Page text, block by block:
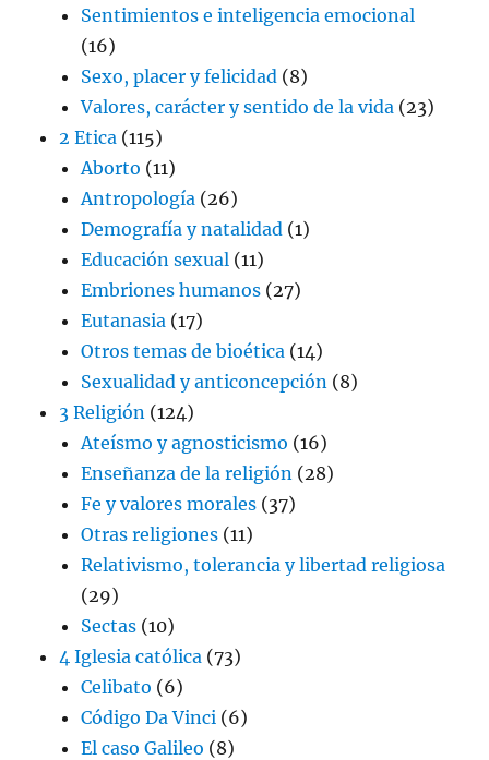
Sentimientos e inteligencia emocional
(16)
Sexo, placer y felicidad (8)
Valores, carácter y sentido de la vida (23)
2 Etica (115)
Aborto (11)
Antropología (26)
Demografía y natalidad (1)
Educación sexual (11)
Embriones humanos (27)
Eutanasia (17)
Otros temas de bioética (14)
Sexualidad y anticoncepción (8)
3 Religión (124)
Ateísmo y agnosticismo (16)
Enseñanza de la religión (28)
Fe y valores morales (37)
Otras religiones (11)
Relativismo, tolerancia y libertad religiosa
(29)
Sectas (10)
4 Iglesia católica (73)
Celibato (6)
Código Da Vinci (6)
El caso Galileo (8)